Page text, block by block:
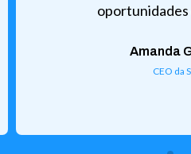
Amanda
CEO da